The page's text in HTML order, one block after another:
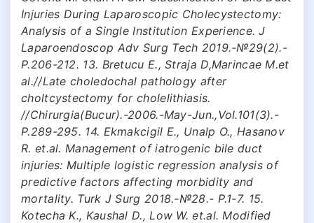
Injuries During Laparoscopic Cholecystectomy:
Analysis of a Single Institution Experience. J
Laparoendoscop Adv Surg Tech 2019.-№29(2).-
Р.206-212. 13. Bretucu E., Straja D,Marincae M.et
al.//Late choledochal pathology after
choltcystectomy for cholelithiasis.
//Chirurgia(Bucur).-2006.-May-Jun.,Vol.101(3).-
Р.289-295. 14. Ekmakcigil E., Unalp O., Hasanov
R. et.al. Management of iatrogenic bile duct
injuries: Multiple logistic regression analysis of
predictive factors affecting morbidity and
mortality. Turk J Surg 2018.-№28.- Р.1-7. 15.
Kotecha K., Kaushal D., Low W. et.al. Modified